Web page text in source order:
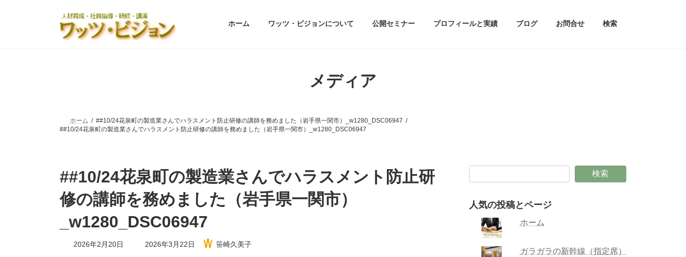
ホーム ワッツ・ビジョンについて 公開セミナー プロフィールと実績 ブログ お問合せ 検索
メディア
ホーム
##10/24花泉町の製造業さんでハラスメント防止研修の講師を務めました（岩手県一関市）_w1280_DSC06947
##10/24花泉町の製造業さんでハラスメント防止研修の講師を務めました（岩手県一関市）_w1280_DSC06947
##10/24花泉町の製造業さんでハラスメント防止研
修の講師を務めました（岩手県一関市）
_w1280_DSC06947
2026年2月20日
最
終
2026年3月22日 笹崎久美子
検索
人気の投稿とページ
ホーム
ガラガラの新幹線（指定席）